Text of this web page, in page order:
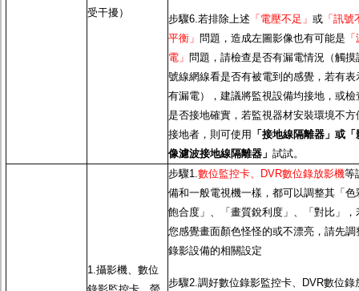
受干擾）
步驟6.若排除上述 「電壓不足」 或 「訊號
平衡」 問題，造成左圖影像也有可能是
電」 問題，請檢查是否有漏電情況（觸摸
號線網線看是否有被電到的感覺，若有表
有漏電），建議將監視設備均接地，或檢
是否接地確實，若監視器材安裝環境不方
接地者，則可使用 「接地線隔離器」或「
像濾波接地線隔離器」 試試。
1.攝影機、數位
步驟1. 數位監控卡、DVR數位錄放影機等
備和一般電視機一樣，都可以調整其「色
飽合度」、「畫質銳利度」、「對比」，
您感覺畫面顏色怪怪的或不漂亮，請先調
錄影設備的相關設定
步驟2.調好數位錄影監控卡、DVR數位錄